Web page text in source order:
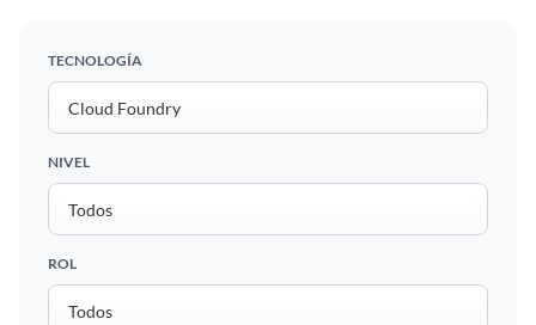
TECNOLOGÍA
NIVEL
ROL